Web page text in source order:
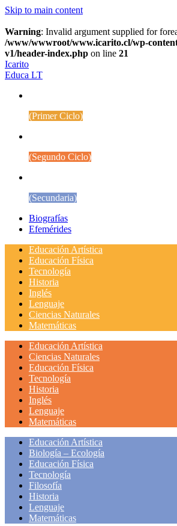
Skip to main content
Warning: Invalid argument supplied for
/www/wwwroot/www.icarito.cl/wp-
v1/header-index.php on line 21
Icarito
Educa LT
(Primer Ciclo)
(Segundo Ciclo)
(Secundaria)
Biografías
Efemérides
Educación Artística
Educación Física
Tecnología
Historia
Inglés
Lenguaje
Ciencias Naturales
Matemáticas
Educación Artística
Ciencias Naturales
Educación Física
Tecnología
Historia
Inglés
Lenguaje
Matemáticas
Educación Artística
Biología – Ecología
Educación Física
Tecnología
Filosofía
Historia
Lenguaje
Matemáticas